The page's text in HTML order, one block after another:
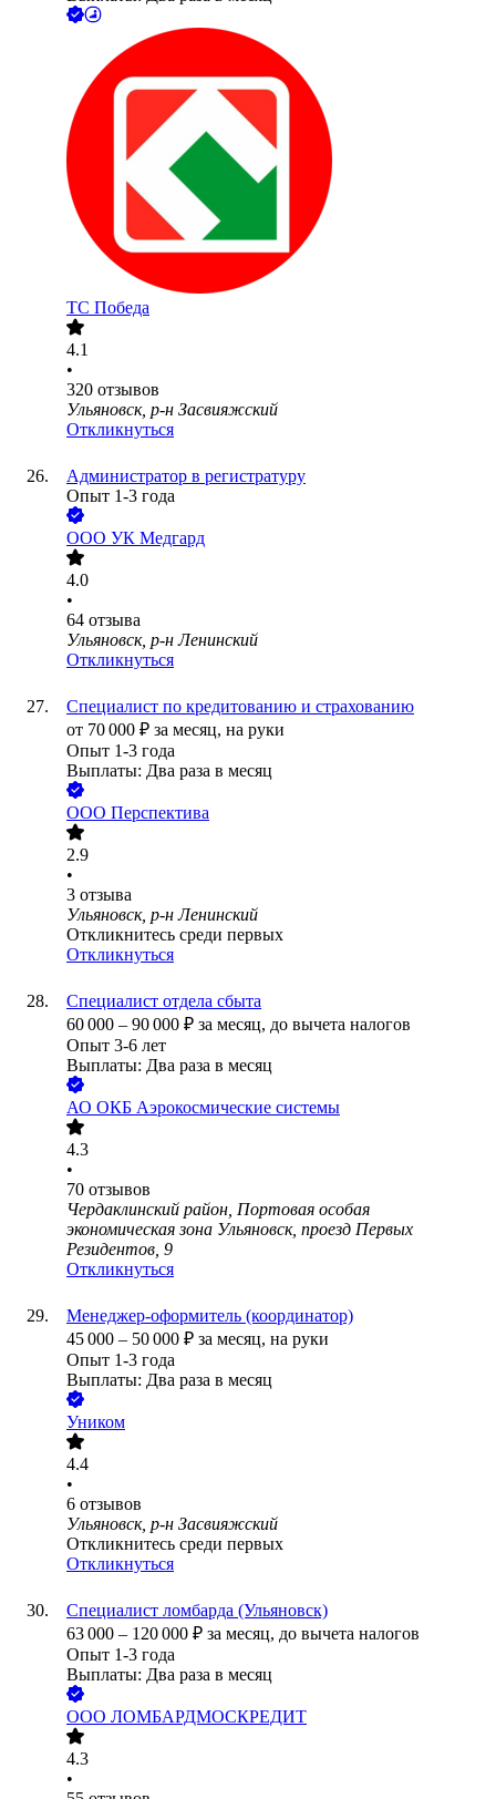
ТС Победа
4.1
•
320 отзывов
Ульяновск, р-н Засвияжский
Откликнуться
Администратор в регистратуру
Опыт 1-3 года
ООО УК Медгард
4.0
•
64 отзыва
Ульяновск, р-н Ленинский
Откликнуться
Специалист по кредитованию и страхованию
от 70 000 ₽ за месяц, на руки
Опыт 1-3 года
Выплаты: Два раза в месяц
ООО Перспектива
2.9
•
3 отзыва
Ульяновск, р-н Ленинский
Откликнитесь среди первых
Откликнуться
Специалист отдела сбыта
60 000 – 90 000 ₽ за месяц, до вычета налогов
Опыт 3-6 лет
Выплаты: Два раза в месяц
АО ОКБ Аэрокосмические системы
4.3
•
70 отзывов
Чердаклинский район, Портовая особая
экономическая зона Ульяновск, проезд Первых
Резидентов, 9
Откликнуться
Менеджер-оформитель (координатор)
45 000 – 50 000 ₽ за месяц, на руки
Опыт 1-3 года
Выплаты: Два раза в месяц
Уником
4.4
•
6 отзывов
Ульяновск, р-н Засвияжский
Откликнитесь среди первых
Откликнуться
Специалист ломбарда (Ульяновск)
63 000 – 120 000 ₽ за месяц, до вычета налогов
Опыт 1-3 года
Выплаты: Два раза в месяц
ООО ЛОМБАРДМОСКРЕДИТ
4.3
•